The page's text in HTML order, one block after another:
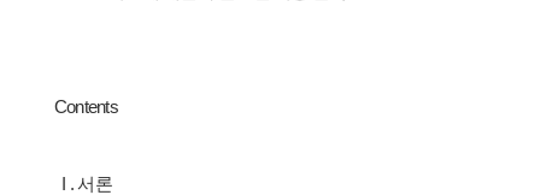
Contents
I . 서론